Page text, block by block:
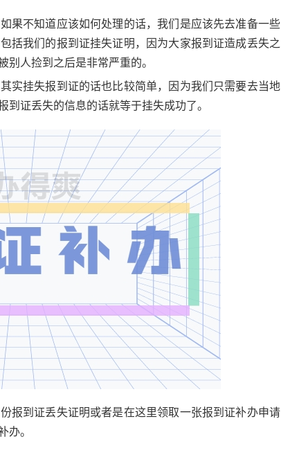
果不知道应该如何处理的话，我们是应该先去准备一些
括我们的报到证挂失证明，因为大家报到证造成丢失之
别人捡到之后是非常严重的。
实挂失报到证的话也比较简单，因为我们只需要去当地
证丢失的信息的话就等于挂失成功了。
报到证丢失证明或者是在这里领取一张报到证补办申请
办。